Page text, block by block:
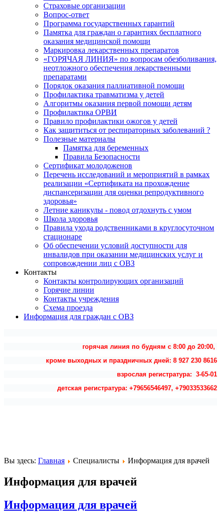
Страховые организации
Вопрос-ответ
Программа государственных гарантий
Памятка для граждан о гарантиях бесплатного
оказания медицинской помощи
Маркировка лекарственных препаратов
«ГОРЯЧАЯ ЛИНИЯ» по вопросам обезболивания,
неотложного обеспечения лекарственными
препаратами
Порядок оказания паллиативной помощи
Профилактика травматизма у детей
Алгоритмы оказания первой помощи детям
Профилактика ОРВИ
Правило профилактики ожогов у детей
Как защититься от респираторных заболеваний ?
Полезные материалы
Памятка для беременных
Правила Безопасности
Сертификат молодоженов
Перечень исследований и мероприятий в рамках
реализации «Сертификата на прохождение
диспансеризации для оценки репродуктивного
здоровья»
Летние каникулы - повод отдохнуть с умом
Школа здоровья
Правила ухода родственниками в круглосуточном
стационаре
Об обеспечении условий доступности для
инвалидов при оказании медицинских услуг и
сопровождении лиц с ОВЗ
Контакты
Контакты контролирующих организаций
Горячие линии
Контакты учреждения
Схема проезда
Информация для граждан с ОВЗ
горячая линия по будням с 8:00 до 20:00,
кроме выходных и праздничных дней: 8 927 230 8616
взрослая регистратура: 3-65-01
детская регистратура: +79656546497, +79033533662
Вы здесь: Главная Специалисты Информация для врачей
Информация для врачей
Информация для врачей